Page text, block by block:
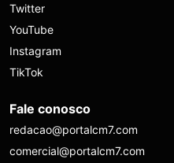
Twitter
YouTube
Instagram
TikTok
Fale conosco
redacao@portalcm7.com
comercial@portalcm7.com